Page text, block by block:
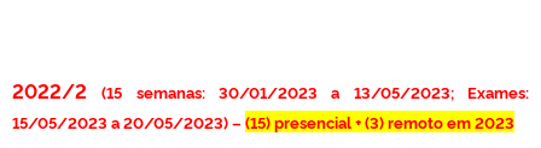
2022/2(15 semanas: 30/01/2023 a 13/05/2023; Exames:
15/05/2023 a 20/05/2023) –(15)presencial + (3) remoto em 2023